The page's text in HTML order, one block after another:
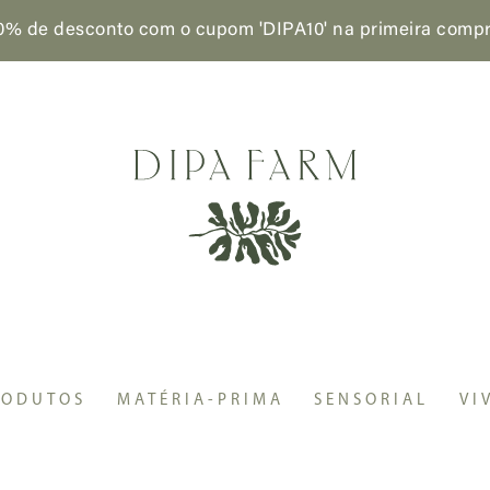
de desconto com o cupom 'DIPA10' na primeira
MATÉRIA-PRIMA SENSORIAL